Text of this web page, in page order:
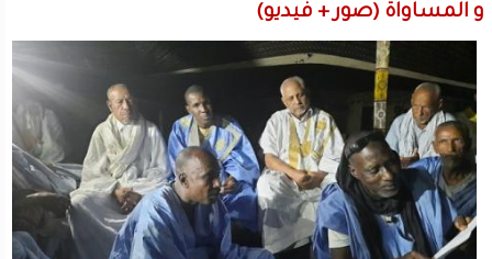
و المساواة (صور + فيديو)